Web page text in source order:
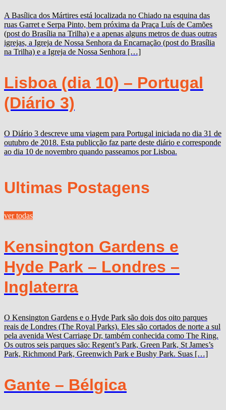
A Basílica dos Mártires está localizada no Chiado na esquina das
ruas Garret e Serpa Pinto, bem próxima da Praça Luís de Camões
(post do Brasília na Trilha) e a apenas alguns metros de duas outras
igrejas, a Igreja de Nossa Senhora da Encarnação (post do Brasília
na Trilha) e a Igreja de Nossa Senhora […]
Lisboa (dia 10) – Portugal
(Diário 3)
O Diário 3 descreve uma viagem para Portugal iniciada no dia 31 de
outubro de 2018. Esta publicção faz parte deste diário e corresponde
ao dia 10 de novembro quando passeamos por Lisboa.
Ultimas Postagens
ver todas
Kensington Gardens e
Hyde Park – Londres –
Inglaterra
O Kensington Gardens e o Hyde Park são dois dos oito parques
reais de Londres (The Royal Parks). Eles são cortados de norte a sul
pela avenida West Carriage Dr, também conhecida como The Ring.
Os outros seis parques são: Regent’s Park, Green Park, St James’s
Park, Richmond Park, Greenwich Park e Bushy Park. Suas […]
Gante – Bélgica